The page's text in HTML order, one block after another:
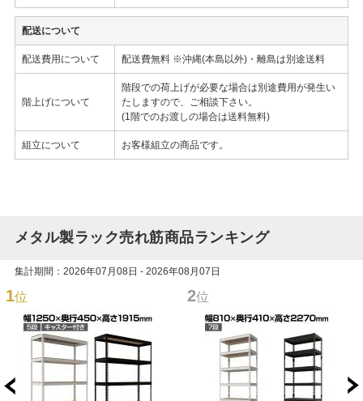
配送について
配送費用について 配送費無料 ※沖縄(本島以外)・離島は別途送料
階上げについて
階段での荷上げが必要な場合は別途費用が発生い
たしますので、ご相談下さい。
(1階でのお渡しの場合は送料無料)
組立について お客様組立の商品です。
メタル製ラック売れ筋商品ランキング
集計期間：2026年07月08日 - 2026年08月07日
1位 2位